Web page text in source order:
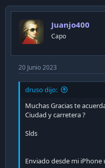
Juanjo400
Capo
20 Junio 2023
druso dijo:
Muchas Gracias te
Ciudad y carretera ?
Slds
Enviado desde mi